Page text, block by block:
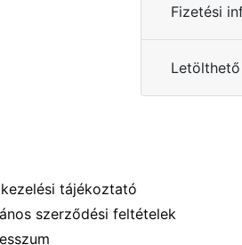
Fizetési
tájékoztató
szerződési feltételek